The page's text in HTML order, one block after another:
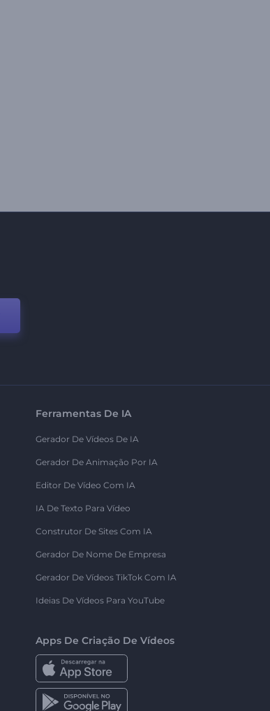
Ferramentas De IA
Gerador De Vídeos De IA
Gerador De Animação Por IA
Editor De Vídeo Com IA
IA De Texto Para Vídeo
Construtor De Sites Com IA
Gerador De Nome De Empresa
Gerador De Vídeos TikTok Com IA
Ideias De Vídeos Para YouTube
Apps De Criação De Vídeos